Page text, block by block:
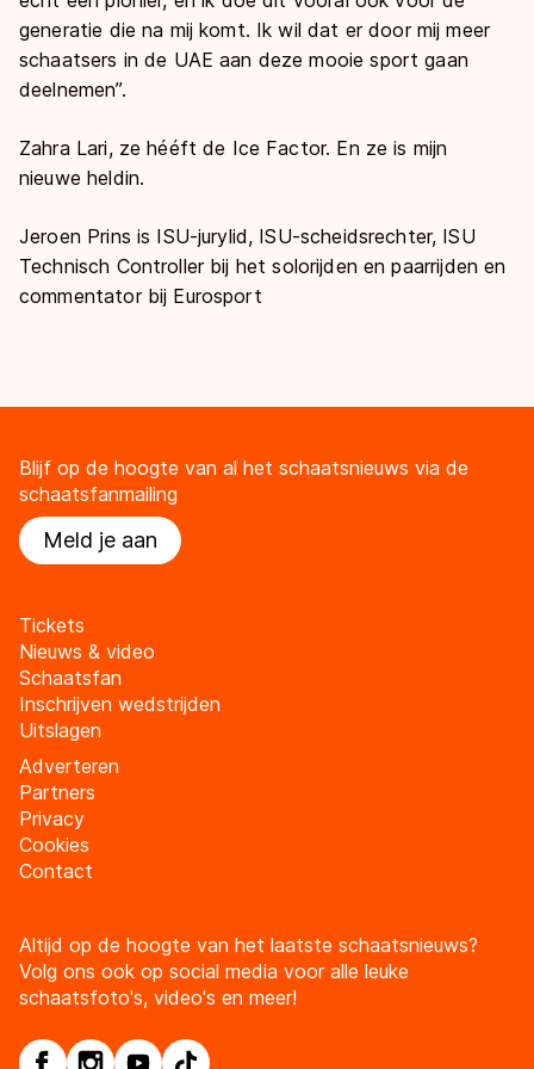
generatie die na mij komt. Ik wil dat er door mij meer
schaatsers in de UAE aan deze mooie sport gaan
deelnemen”.
Zahra Lari, ze hééft de Ice Factor. En ze is mijn
nieuwe heldin.
Jeroen Prins is ISU-jurylid, ISU-scheidsrechter, ISU
Technisch Controller bij hetsolorijden en paarrijden en
commentator bij Eurosport
Blijf op de hoogte van al het schaatsnieuws via de
schaatsfanmailing
Meld je aan
Tickets
Nieuws & video
Schaatsfan
Inschrijven wedstrijden
Uitslagen
Adverteren
Partners
Privacy
Cookies
Contact
Altijd op de hoogte van het laatste schaatsnieuws?
Volg ons ook op social media voor alle leuke
schaatsfoto's, video's en meer!